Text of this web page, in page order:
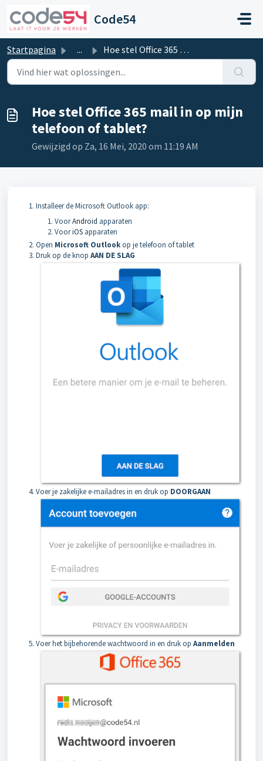
Doorgaan naar hoofdinhoud
Code54
Startpagina ... Hoe stel Office 365 mail in op mijn telefoon of tablet?
Hoe stel Office 365 mail in op mijn
telefoon of tablet?
Gewijzigd op Za, 16 Mei, 2020 om 11:19 AM
Installeer de Microsoft Outlook app:
VoorAndroid apparaten
VooriOS apparaten
Open Microsoft Outlookop je telefoon of tablet
Druk op de knop AAN DE SLAG
Voer je zakelijke e-mailadres in en druk op DOORGAAN
Voer het bijbehorende wachtwoord in en druk op Aanmelden